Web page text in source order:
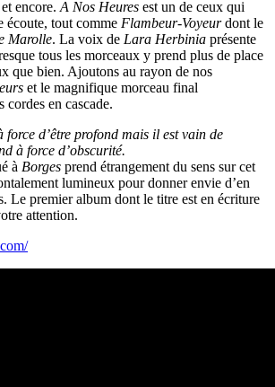
encore. A Nos Heures est un de ceux qui
écoute, tout comme Flambeur-Voyeurdont le
Marolle. La voix de Lara Herbinia présente
tous les morceaux y prend plus de place
que bien. Ajoutons au rayon de nos
et le magnifique morceau final
cordes en cascade.
force d’être profond mais il est vain de
à force d’obscurité.
à Borges prend étrangement du sens sur cet
lumineux pour donner envie d’en
Le premier album dont le titre est en écriture
attention.